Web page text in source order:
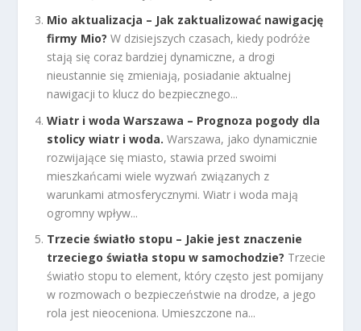
Mio aktualizacja – Jak zaktualizować nawigację
firmy Mio? W dzisiejszych czasach, kiedy podróże
stają się coraz bardziej dynamiczne, a drogi
nieustannie się zmieniają, posiadanie aktualnej
nawigacji to klucz do bezpiecznego...
Wiatr i woda Warszawa – Prognoza pogody dla
stolicy wiatr i woda. Warszawa, jako dynamicznie
rozwijające się miasto, stawia przed swoimi
mieszkańcami wiele wyzwań związanych z
warunkami atmosferycznymi. Wiatr i woda mają
ogromny wpływ...
Trzecie światło stopu – Jakie jest znaczenie
trzeciego światła stopu w samochodzie? Trzecie
światło stopu to element, który często jest pomijany
w rozmowach o bezpieczeństwie na drodze, a jego
rola jest nieoceniona. Umieszczone na...